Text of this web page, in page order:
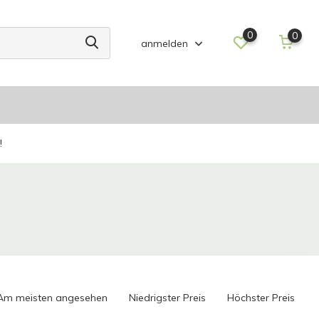
anmelden
0 0
meisten angesehen Niedrigster Preis Höchster Preis